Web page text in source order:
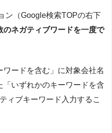
ン（Google検索TOPの右下
のネガティブワードを一度で
ードを含む」に対象会社名
いずれかのキーワードを含
ィブキーワード入力するこ